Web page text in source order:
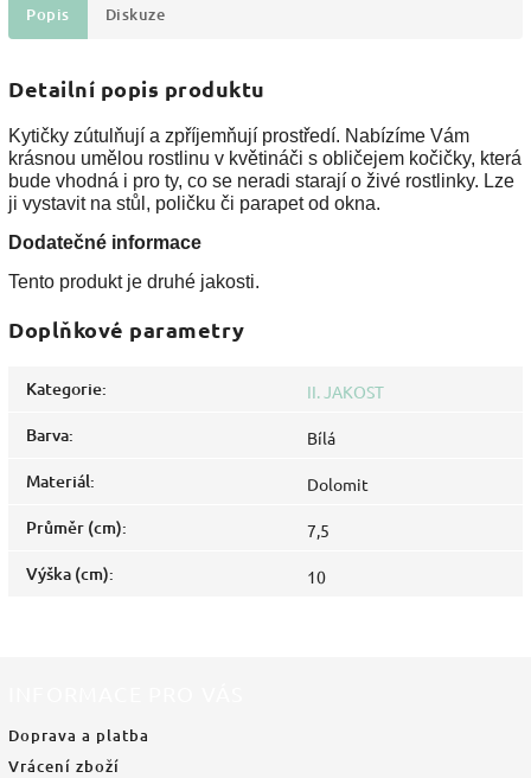
Popis Diskuze
Detailní popis produktu
Kytičky zútulňují a zpříjemňují prostředí. Nabízíme Vám
krásnou umělou rostlinu v květináči s obličejem kočičky, která
bude vhodná i pro ty, co se neradi starají o živé rostlinky. Lze
ji vystavit na stůl, poličku či parapet od okna.
Dodatečné informace
Tento produkt je druhé jakosti.
Doplňkové parametry
Kategorie: II. JAKOST
Barva: Bílá
Materiál: Dolomit
Průměr (cm): 7,5
Výška (cm): 10
Doprava a platba
Vrácení zboží